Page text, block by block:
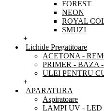
FOREST
NEON
ROYAL
SMUZI
+
Lichide Pregatitoare
ACETONA -
PRIMER - BAZA
ULEI PENTRU
+
APARATURA
Aspiratoare
LAMPI UV - LED